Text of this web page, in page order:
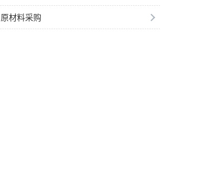
原材料采购